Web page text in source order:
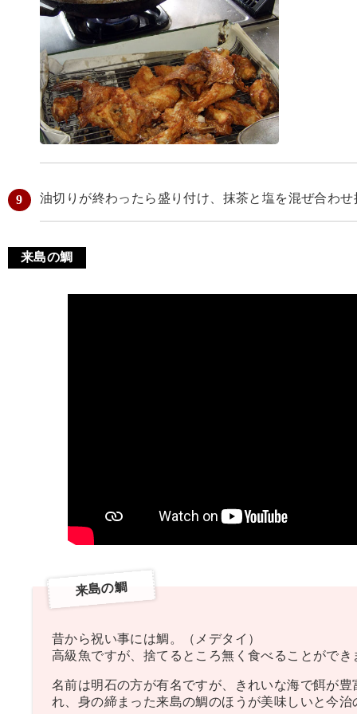
油切りが終わったら盛り付け、抹茶と塩を混ぜ合わ
来島の鯛
来島の鯛
昔から祝い事には鯛。（メデタイ）
高級魚ですが、捨てるところ無く食べることができ
名前は明石の方が有名ですが、きれいな海で餌が
れ、身の締まった来島の鯛のほうが美味しいと今